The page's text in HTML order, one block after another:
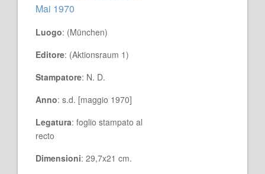
Mai 1970
Luogo: (München)
Editore: (Aktionsraum 1)
Stampatore: N. D.
Anno: s.d. [maggio 1970]
Legatura: foglio stampato al
recto
Dimensioni: 29,7x21 cm.